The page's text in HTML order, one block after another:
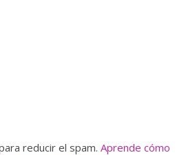
reducir el spam. Aprende cómo